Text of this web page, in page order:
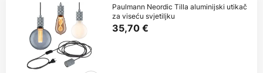
Paulmann Neordic Tilla aluminijski utikač
za viseću svjetiljku
35,70 €